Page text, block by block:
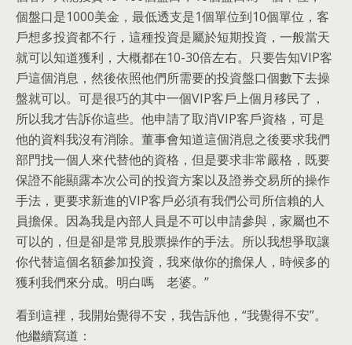
個盤口是1000美金，最低透支是1個單位到10個單位，客
戶想多投資都不行，這種投資是屬於短期投資，一般當天
就可以知道獲利，大概都在10-30倍左右。只要告知VIP客
戶這個消息，然後依照他們所需要的投資盤口個數下去操
盤就可以。可是很巧的其中一個VIP客戶上個月移民了，
所以我才告訴你這些。他申請了取消VIP客戶資格，可是
他的資料我沒有消除。董事會知道這個消息之後要求我們
部門找一個人來代替他的資格，但是要求非常嚴格，既要
保證不能顯露本次公司的投資方案以及證券交易所的操作
手法，更要求新進的VIP客戶必須有我們公司所信賴的人
員擔保。因為我是內部人員是不可以申請參與，家屬也不
可以的，但是卻是常見股票操作的手法。所以我想爭取讓
你代替這個名額參加投資，我來做你的擔保人，時候多的
獲利我們來分成。明白嗎 老婆。”
看到這裡，我開始覺得不安，我告訴他，“我覺得不安”。
他繼續寫道：